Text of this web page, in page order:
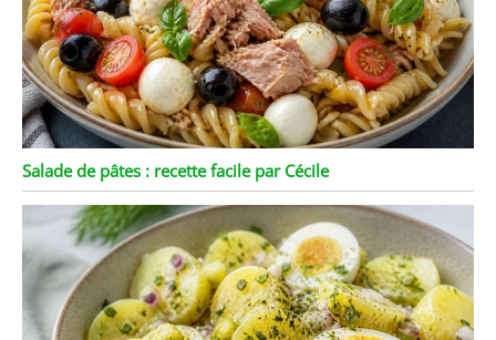
Salade de pâtes : recette facile par Cécile